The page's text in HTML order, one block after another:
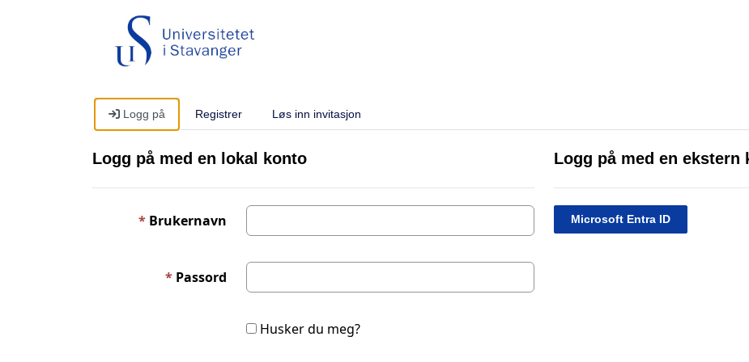
Logg på Registrer Løs inn invitasjon
Logg på med en lokal konto
Brukernavn
Passord
Husker du meg?
Logg på med en ekstern
Microsoft Entra ID